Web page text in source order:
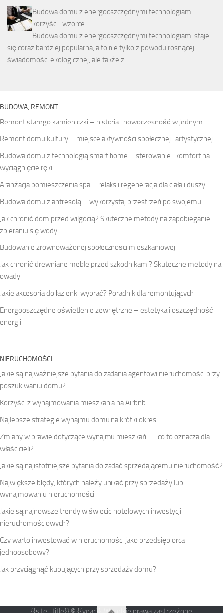
Budowa domu z energooszczędnymi technologiami –
korzyści i wzorce
Budowa domu z energooszczędnymi technologiami staje
się coraz bardziej popularna, a to nie tylko z powodu rosnącej
świadomości ekologicznej, ale także z …
BUDOWA, REMONT
Remont starego kamieniczki – historia i nowoczesność w jednym
Remont domu kultury – miejsce aktywności społecznej i artystycznej
Budowa domu z technologią smart home – sterowanie i komfort na
wyciągnięcie ręki
Aranżacja pomieszczenia spa – relaks i regeneracja dla ciała i duszy
Budowa domu z antresolą – wykorzystaj przestrzeń po swojemu
Jak chronić dom przed wilgocią? Skuteczne metody na zapobieganie
zbieraniu się wody
Budowanie zrównoważonej społeczności mieszkaniowej
Jak chronić drewniane meble przed szkodnikami? Skuteczne metody na
owady
Jakie akcesoria do łazienki wybrać? Poradnik dla remontujących
Energooszczędne oświetlenie zewnętrzne – estetyka i oszczędność
energii
NIERUCHOMOŚCI
Jakie są najważniejsze pytania do zadania agentowi nieruchomości przy
poszukiwaniu domu?
Korzyści z wynajmowania mieszkania na Airbnb
Najlepsze strategie wynajmu domu na krótki okres
Zmiany w prawie dotyczące wynajmu mieszkań — co to oznacza dla
właścicieli?
Jakie są najistotniejsze pytania do zadać sprzedającemu nieruchomość?
Największe błędy, których należy unikać przy sprzedaży lub
wynajmowaniu nieruchomości
Jakie są najnowsze trendy w świecie hotelowych inwestycji
nieruchomościowych?
Czy warto inwestować w nieruchomości jako przedsiębiorca
jednoosobowy?
Jak przyciągnąć kupujących przy sprzedaży domu?
{{site_title}} © {{year}}. Wszelkie prawa zastrzeżone